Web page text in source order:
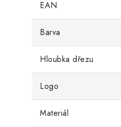
EAN
Barva
Hloubka dřezu
Logo
Materiál